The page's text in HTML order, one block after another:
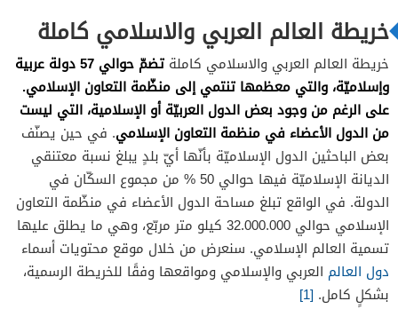
خريطة العالم العربي والاسلامي كاملة
خريطة العالم العربي والاسلامي كاملة
تضمّ حوالي 57 دولة عربية
وإسلاميّة، والتي معظمها تنتمي إلى منظّمة التعاون الإسلامي.
على الرغم من وجود بعض الدول العربيّة أو الإسلامية، التي ليست
من الدول الأعضاء في منظمة التعاون الإسلامي. في حين يصنّف
بعض الباحثين الدول الإسلاميّة بأنّها أيّ بلدٍ يبلغ نسبة معتنقي
الديانة الإسلاميّة فيها حوالي 50 % من مجموع السكّان في
الدولة. في الواقع تبلغ مساحة الدول الأعضاء في منظّمة التعاون
الإسلامي حوالي 32.000.000 كيلو متر مربّع، وهي ما يطلق عليها
تسمية العالم الإسلامي. سنعرض من خلال موقع محتويات أسماء
دول العالم العربي والإسلامي ومواقعها وفقًا للخريطة الرسمية،
بشكلٍ كامل. [1]